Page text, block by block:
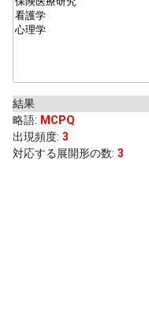
結果
略語: MCPQ
出現頻度: 3
対応する展開形の数: 3